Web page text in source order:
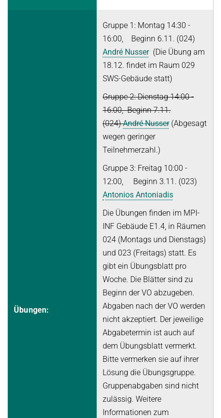
Ideen und Konzepte der Informatik
Seminar: Foundations of Machine Learning
Randomized Algorithms and Probabilistic Analysis of Algorithms
Ideen und Konzepte der Informatik
SUMMER 2019
Übungen:
Gruppe 1: Montag 14:30 -
16:00, Beginn 6.11. (024)
André Nusser(Die Übung am
18.12. findet im Raum 029
SWS-Gebäude statt)
Gruppe 2: Dienstag 14:00 -
16:00, Beginn 7.11.
(024)André Nusser(Abgesagt
wegen geringer
Teilnehmerzahl.)
Gruppe 3: Freitag 10:00 -
12:00, Beginn 3.11. (023)
Antonios Antoniadis
Die Übungen finden im MPI-
INF Gebäude E1.4, in Räumen
024 (Montags und Dienstags)
und 023 (Freitags) statt. Es
gibt ein Übungsblatt pro
Woche. Die Blätter sind zu
Beginn der VO abzugeben.
Abgaben nach der VO werden
nicht akzeptiert. Der jeweilige
Abgabetermin ist auch auf
dem Übungsblatt vermerkt.
Bitte vermerken sie auf ihrer
Lösung die Übungsgruppe.
Gruppenabgaben sind nicht
zulässig. Weitere
Informationen zum